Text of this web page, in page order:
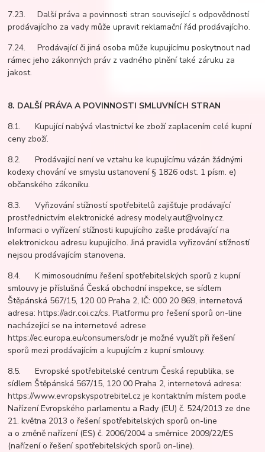
7.23. Další práva a povinnosti stran související s odpovědností
prodávajícího za vady může upravit reklamační řád prodávajícího.
7.24. Prodávající či jiná osoba může kupujícímu poskytnout nad
rámec jeho zákonných práv z vadného plnění také záruku za
jakost.
8. DALŠÍ PRÁVA A POVINNOSTI SMLUVNÍCH STRAN
8.1. Kupující nabývá vlastnictví ke zboží zaplacením celé kupní
ceny zboží.
8.2. Prodávající není ve vztahu ke kupujícímu vázán žádnými
kodexy chování ve smyslu ustanovení § 1826 odst. 1 písm. e)
občanského zákoníku.
8.3. Vyřizování stížností spotřebitelů zajišťuje prodávající
prostřednictvím elektronické adresy modely.aut@volny.cz.
Informaci o vyřízení stížnosti kupujícího zašle prodávající na
elektronickou adresu kupujícího. Jiná pravidla vyřizování stížností
nejsou prodávajícím stanovena.
8.4. K mimosoudnímu řešení spotřebitelských sporů z kupní
smlouvy je příslušná Česká obchodní inspekce, se sídlem
Štěpánská 567/15, 120 00 Praha 2, IČ: 000 20 869, internetová
adresa: https://adr.coi.cz/cs. Platformu pro řešení sporů on-line
nacházející se na internetové adrese
https://ec.europa.eu/consumers/odr je možné využít při řešení
sporů mezi prodávajícím a kupujícím z kupní smlouvy.
8.5. Evropské spotřebitelské centrum Česká republika, se
sídlem Štěpánská 567/15, 120 00 Praha 2, internetová adresa:
https://www.evropskyspotrebitel.cz je kontaktním místem podle
Nařízení Evropského parlamentu a Rady (EU) č. 524/2013 ze dne
21. května 2013 o řešení spotřebitelských sporů on-line
a o změně nařízení (ES) č. 2006/2004 a směrnice 2009/22/ES
(nařízení o řešení spotřebitelských sporů on-line).